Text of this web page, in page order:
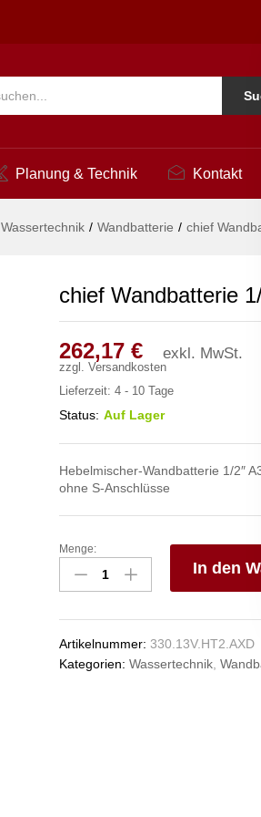
Planung & Technik Kontakt
Wassertechnik / Wandbatterie / chief
chief Wandbatterie
262,17 € exkl. MwSt.
zzgl. Versandkosten
Lieferzeit: 4 - 10 Tage
Status: Auf Lager
Hebelmischer-Wandbatterie 1/2″
ohne S-Anschlüsse
chief
Wandbatterie
1/2"
Menge:
In den
Artikelnummer: 330.13V.HT2.AXD
Kategorien: Wassertechnik,